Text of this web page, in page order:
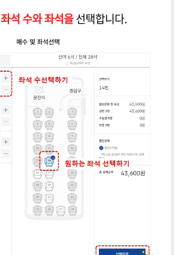
좌석 수와 좌석을선택합니다.